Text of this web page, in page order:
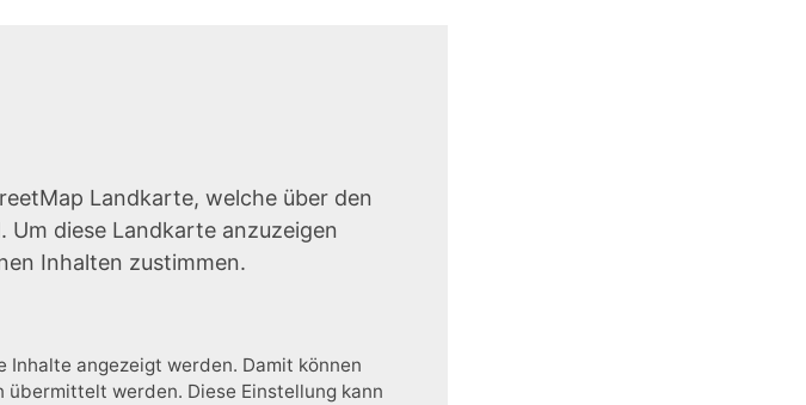
Landkarte, welche über den
diese Landkarte anzuzeigen
Inhalten zustimmen.
angezeigt werden. Damit können
werden. Diese Einstellung kann